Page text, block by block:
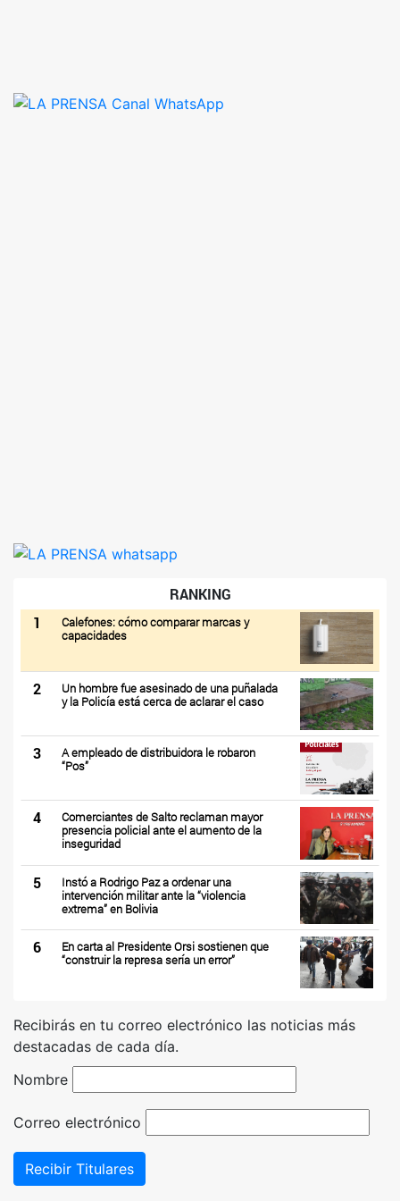
RANKING
1
Calefones: cómo comparar marcas y
capacidades
2
Un hombre fue asesinado de una puñalada
y la Policía está cerca de aclarar el caso
3
A empleado de distribuidora le robaron
“Pos”
4
Comerciantes de Salto reclaman mayor
presencia policial ante el aumento de la
inseguridad
5
Instó a Rodrigo Paz a ordenar una
intervención militar ante la “violencia
extrema” en Bolivia
6
En carta al Presidente Orsi sostienen que
“construir la represa sería un error”
Recibirás en tu correo electrónico las noticias más
destacadas de cada día.
Nombre
Correo electrónico
Recibir Titulares